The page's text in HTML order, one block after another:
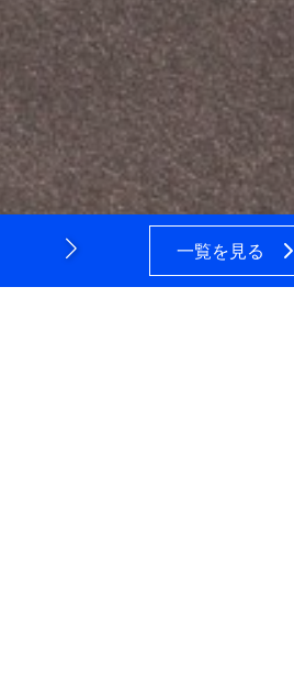
います。
工事はもとよりアフターフォロ
2026年7月23日
一覧を見る